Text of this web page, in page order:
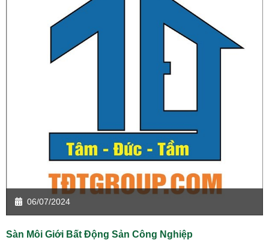
06/07/2024
Sàn Môi Giới Bất Động Sản Công Nghiệp